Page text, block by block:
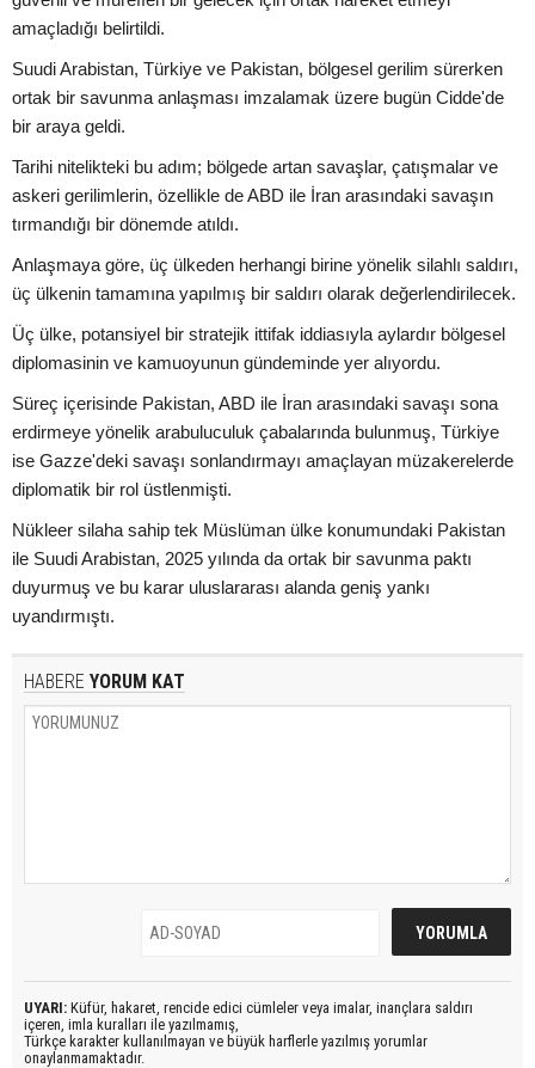
amaçladığı belirtildi.
Suudi Arabistan, Türkiye ve Pakistan, bölgesel gerilim sürerken
ortak bir savunma anlaşması imzalamak üzere bugün Cidde'de
bir araya geldi.
Tarihi nitelikteki bu adım; bölgede artan savaşlar, çatışmalar ve
askeri gerilimlerin, özellikle de ABD ile İran arasındaki savaşın
tırmandığı bir dönemde atıldı.
Anlaşmaya göre, üç ülkeden herhangi birine yönelik silahlı saldırı,
üç ülkenin tamamına yapılmış bir saldırı olarak değerlendirilecek.
Üç ülke, potansiyel bir stratejik ittifak iddiasıyla aylardır bölgesel
diplomasinin ve kamuoyunun gündeminde yer alıyordu.
Süreç içerisinde Pakistan, ABD ile İran arasındaki savaşı sona
erdirmeye yönelik arabuluculuk çabalarında bulunmuş, Türkiye
ise Gazze'deki savaşı sonlandırmayı amaçlayan müzakerelerde
diplomatik bir rol üstlenmişti.
Nükleer silaha sahip tek Müslüman ülke konumundaki Pakistan
ile Suudi Arabistan, 2025 yılında da ortak bir savunma paktı
duyurmuş ve bu karar uluslararası alanda geniş yankı
uyandırmıştı.
HABERE YORUM KAT
UYARI: Küfür, hakaret, rencide edici cümleler veya imalar, inançlara saldırı
içeren, imla kuralları ile yazılmamış,
Türkçe karakter kullanılmayan ve büyük harflerle yazılmış yorumlar
onaylanmamaktadır.